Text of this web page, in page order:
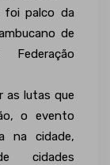
foi palco da
de
as lutas que
o evento
na cidade,
cidades